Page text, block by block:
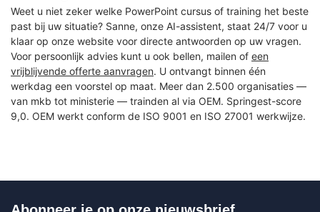
Weet u niet zeker welke PowerPoint cursus of training het beste
past bij uw situatie? Sanne, onze AI-assistent, staat 24/7 voor u
klaar op onze website voor directe antwoorden op uw vragen.
Voor persoonlijk advies kunt u ook bellen, mailen of een
vrijblijvende offerte aanvragen. U ontvangt binnen één
werkdag een voorstel op maat. Meer dan 2.500 organisaties —
van mkb tot ministerie — trainden al via OEM. Springest-score
9,0. OEM werkt conform de ISO 9001 en ISO 27001 werkwijze.